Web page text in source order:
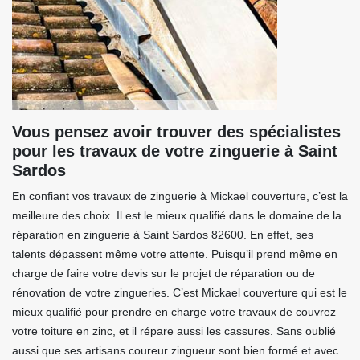
Vous pensez avoir trouver des spécialistes
pour les travaux de votre zinguerie à Saint
Sardos
En confiant vos travaux de zinguerie à Mickael couverture, c’est la
meilleure des choix. Il est le mieux qualifié dans le domaine de la
réparation en zinguerie à Saint Sardos 82600. En effet, ses
talents dépassent même votre attente. Puisqu’il prend même en
charge de faire votre devis sur le projet de réparation ou de
rénovation de votre zingueries. C’est Mickael couverture qui est le
mieux qualifié pour prendre en charge votre travaux de couvrez
votre toiture en zinc, et il répare aussi les cassures. Sans oublié
aussi que ses artisans coureur zingueur sont bien formé et avec